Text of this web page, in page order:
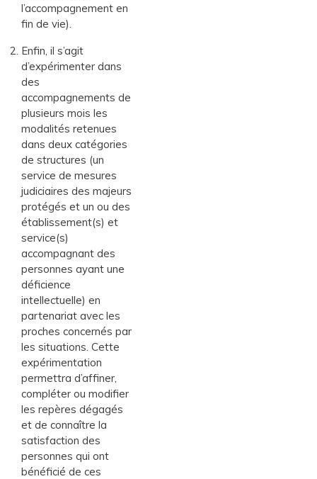
l’accompagnement en
fin de vie).
Enfin, il s’agit
d’expérimenter dans
des
accompagnements de
plusieurs mois les
modalités retenues
dans deux catégories
de structures (un
service de mesures
judiciaires des majeurs
protégés et un ou des
établissement(s) et
service(s)
accompagnant des
personnes ayant une
déficience
intellectuelle) en
partenariat avec les
proches concernés par
les situations. Cette
expérimentation
permettra d’affiner,
compléter ou modifier
les repères dégagés
et de connaître la
satisfaction des
personnes qui ont
bénéficié de ces